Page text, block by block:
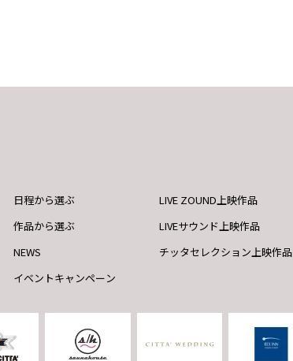
日程から選ぶ
作品から選ぶ
NEWS
イベントキャンペーン
LIVE ZOUND上映作品
LIVEサウンド上映作品
チッタセレクション上映作品